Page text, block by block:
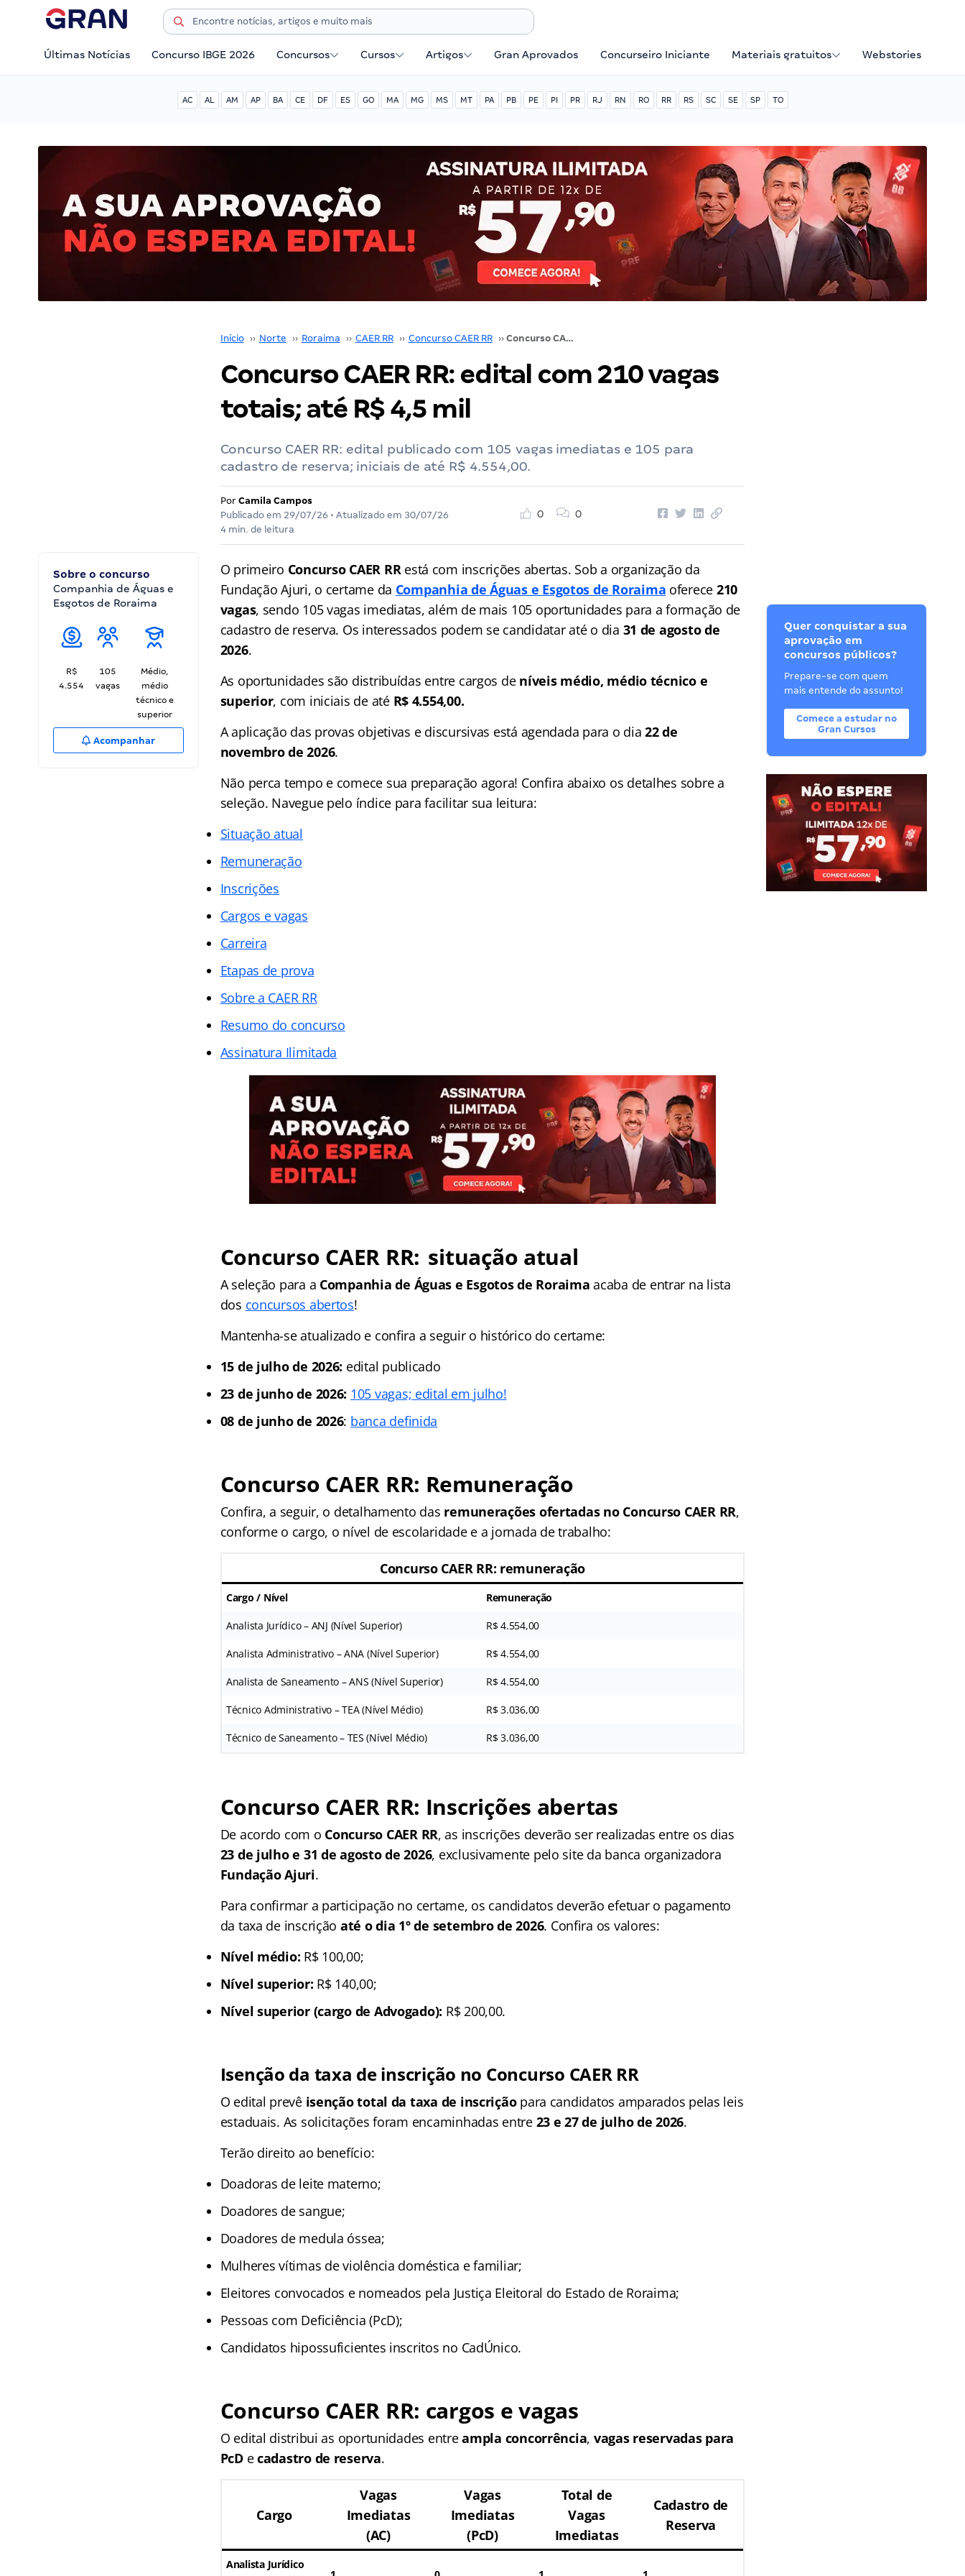
Últimas Notícias Concurso IBGE 2026 Concursos Cursos Artigos Gran Aprovados Concurseiro Iniciante Materiais gratuitos Webstories
AC AL AM AP BA CE DF ES GO MA MG MS MT PA PB PE PI PR RJ RN RO RR RS SC SE SP TO
Início ›› Norte ›› Roraima ›› CAER RR ›› Concurso CAER RR ›› Concurso CAER RR: edital com 210 vagas totais; até R$ 4,5 mil
Concurso CAER RR: edital com 210 vagas
totais; até R$ 4,5 mil
Concurso CAER RR: edital publicado com 105 vagas imediatas e 105 para
cadastro de reserva; iniciais de até R$ 4.554,00.
Por Camila Campos
Publicado em 29/07/26 • Atualizado em 30/07/26
4 min. de leitura
0 0
Sobre o concurso
Companhia de Águas e
Esgotos de Roraima
R$
4.554
105
vagas
Médio,
médio
técnico e
superior
Acompanhar
O primeiro Concurso CAER RRestá com inscrições abertas. Sob a organização da
Fundação Ajuri, o certame da Companhia de Águas e Esgotos de Roraima oferece 210
vagas, sendo 105 vagas imediatas, além de mais 105 oportunidades para a formação de
cadastro de reserva. Os interessados podem se candidatar até o dia 31 de agosto de
2026.
As oportunidades são distribuídas entre cargos deníveis médio, médio técnico e
superior, com iniciais de até R$ 4.554,00.
A aplicação das provas objetivas e discursivas está agendada para o dia22 de
novembro de 2026.
Não perca tempo e comece sua preparação agora! Confira abaixo os detalhes sobre a
seleção. Navegue pelo índice para facilitar sua leitura:
Situação atual
Remuneração
Inscrições
Cargos e vagas
Carreira
Etapas de prova
Sobre a CAER RR
Resumo do concurso
Assinatura Ilimitada
Concurso CAER RR: situação atual
A seleção para a Companhia de Águas e Esgotos de Roraima acaba de entrar na lista
dos concursos abertos!
Mantenha-se atualizado e confira a seguir o histórico do certame:
15 de julho de 2026: edital publicado
23 de junho de 2026: 105 vagas; edital em julho!
08 de junho de 2026: banca definida
Concurso CAER RR: Remuneração
Confira, a seguir, o detalhamento das remunerações ofertadas no Concurso CAER RR,
conforme o cargo, o nível de escolaridade e a jornada de trabalho:
Concurso CAER RR: remuneração
Cargo / Nível Remuneração
Analista Jurídico – ANJ (Nível Superior) R$ 4.554,00
Analista Administrativo – ANA (Nível Superior) R$ 4.554,00
Analista de Saneamento – ANS (Nível Superior) R$ 4.554,00
Técnico Administrativo – TEA (Nível Médio) R$ 3.036,00
Técnico de Saneamento – TES (Nível Médio) R$ 3.036,00
Concurso CAER RR: Inscrições abertas
De acordo com o Concurso CAER RR, as inscrições deverão ser realizadas entre os dias
23 de julho e 31 de agosto de 2026, exclusivamente pelo site da banca organizadora
Fundação Ajuri.
Para confirmar a participação no certame, os candidatos deverão efetuar o pagamento
da taxa de inscrição até o dia 1º de setembro de 2026. Confira os valores:
Nível médio: R$ 100,00;
Nível superior: R$ 140,00;
Nível superior (cargo de Advogado): R$ 200,00.
Isenção da taxa de inscrição no Concurso CAER RR
O edital prevê isenção total da taxa de inscriçãopara candidatos amparados pelas leis
estaduais. As solicitações foram encaminhadas entre 23 e 27 de julho de 2026.
Terão direito ao benefício:
Doadoras de leite materno;
Doadores de sangue;
Doadores de medula óssea;
Mulheres vítimas de violência doméstica e familiar;
Eleitores convocados e nomeados pela Justiça Eleitoral do Estado de Roraima;
Pessoas com Deficiência (PcD);
Candidatos hipossuficientes inscritos no CadÚnico.
Concurso CAER RR: cargos e vagas
O edital distribui as oportunidades entreampla concorrência, vagas reservadas para
PcDecadastro de reserva.
Cargo
Vagas
Imediatas
(AC)
Vagas
Imediatas
(PcD)
Total de
Vagas
Imediatas
Cadastro de
Reserva
Analista Jurídico
Quer conquistar a sua
aprovação em
concursos públicos?
Prepare-se com quem
mais entende do assunto!
Comece a estudar no
Gran Cursos